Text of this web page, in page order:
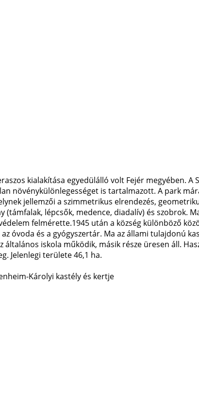
kialakítása egyedülálló volt Fejér megyében. A
növénykülönlegességet is tartalmazott. A park
jellemzői a szimmetrikus elrendezés,
(támfalak, lépcsők, medence, diadalív) és szobrok.
felmérette.1945 után a község különböző
óvoda és a gyógyszertár. Ma az állami tulajdonú
általános iskola működik, másik része üresen áll.
Jelenlegi területe 46,1 ha.
Károlyi kastély és kertje